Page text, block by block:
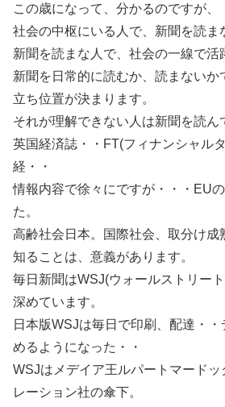
この歳になって、分かるのですが、
社会の中枢にいる人で、新聞を読ま
新聞を読まな人で、社会の一線で活
新聞を日常的に読むか、読まないか
立ち位置が決まります。
それが理解できない人は新聞を読ん
英国経済誌・・FT(フィナンシャル
経・・
情報内容で徐々にですが・・・EU
た。
高齢社会日本。国際社会、取分け成
知ることは、意義があります。
毎日新聞はWSJ(ウォールストリー
深めています。
日本版WSJは毎日で印刷、配達・
めるようになった・・
WSJはメデイア王ルパートマード
レーション社の傘下。